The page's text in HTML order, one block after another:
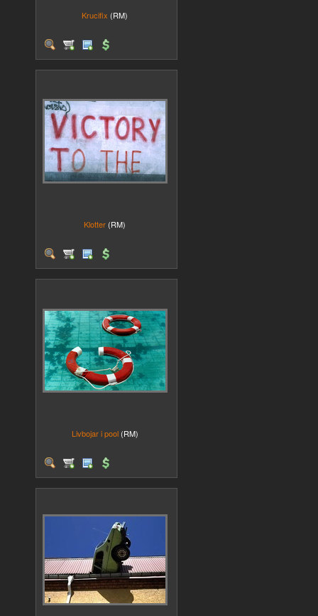
Krucifix (RM)
Klotter (RM)
Livbojar i pool (RM)